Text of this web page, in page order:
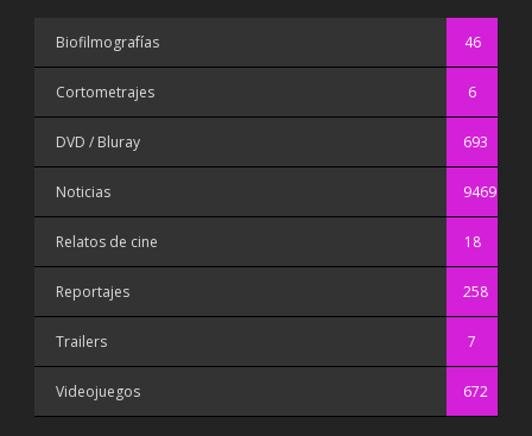
Biofilmografías 46
Cortometrajes 6
DVD / Bluray 693
Noticias 9469
Relatos de cine 18
Reportajes 258
Trailers 7
Videojuegos 672